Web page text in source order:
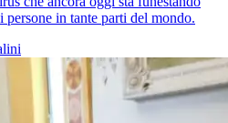
in tante parti del mondo.